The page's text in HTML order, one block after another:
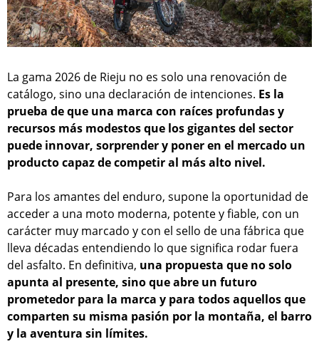
La gama 2026 de Rieju no es solo una renovación de
catálogo, sino una declaración de intenciones. Es la
prueba de que una marca con raíces profundas y
recursos más modestos que los gigantes del sector
puede innovar, sorprender y poner en el mercado un
producto capaz de competir al más alto nivel.
Para los amantes del enduro, supone la oportunidad de
acceder a una moto moderna, potente y fiable, con un
carácter muy marcado y con el sello de una fábrica que
lleva décadas entendiendo lo que significa rodar fuera
del asfalto. En definitiva, una propuesta que no solo
apunta al presente, sino que abre un futuro
prometedor para la marca y para todos aquellos que
comparten su misma pasión por la montaña, el barro
y la aventura sin límites.